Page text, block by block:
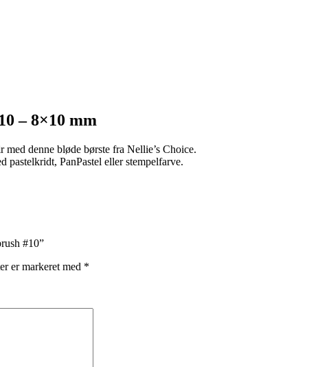
– 8×10 mm
denne bløde børste fra Nellie’s Choice.
pastelkridt, PanPastel eller stempelfarve.
#10”
er markeret med *